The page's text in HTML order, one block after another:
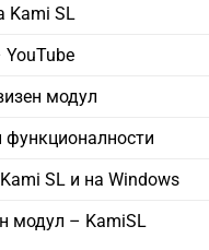
Kami SL
модул
SL и на Windows
модул – KamiSL